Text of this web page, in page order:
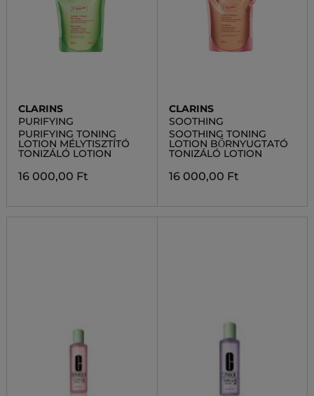
CLARINS
PURIFYING
PURIFYING TONING
LOTION MÉLYTISZTÍTÓ
TONIZÁLÓ LOTION
16 000,00 Ft
CLARINS
SOOTHING
SOOTHING TONING
LOTION BŐRNYUGTATÓ
TONIZÁLÓ LOTION
16 000,00 Ft